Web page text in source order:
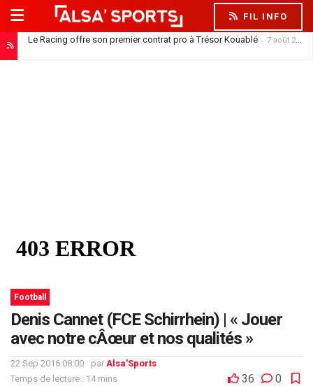
FIL INFO
Le Racing offre son premier contrat pro à Trésor Kouablé 7 août 2026
Football
Denis Cannet (FCE Schirrhein) | « Jouer
avec notre cÂœur et nos qualités »
22 Sep 2016 08:00 par Alsa'Sports
Temps de lecture : 14 mins
36 0